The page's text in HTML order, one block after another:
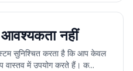
नहीं
सुनिश्चित करता है कि आप केवल
वास्तव में उपयोग करते हैं। क...